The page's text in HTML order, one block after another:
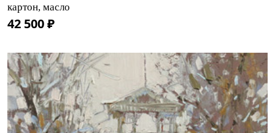
картон, масло
42 500 ₽